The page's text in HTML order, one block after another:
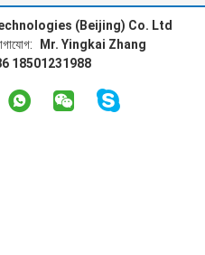
(Beijing) Co. Ltd
Mr. Yingkai Zhang
18501231988